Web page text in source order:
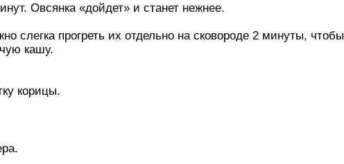
Овсянка «дойдет» и станет нежнее.
слегка прогреть их отдельно на сковороде 2 минуты, чтобы
кашу.
корицы.